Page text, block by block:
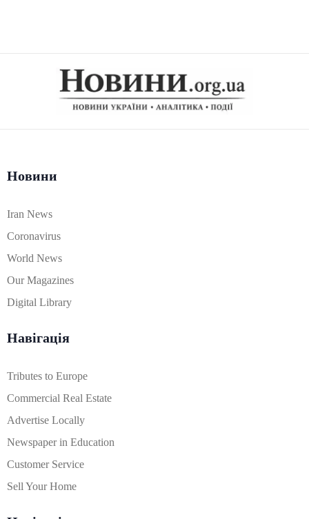
Новини
Iran News
Coronavirus
World News
Our Magazines
Digital Library
Навігація
Tributes to Europe
Commercial Real Estate
Advertise Locally
Newspaper in Education
Customer Service
Sell Your Home